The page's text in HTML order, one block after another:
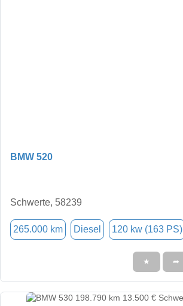
BMW 520
Schwerte, 58239
265.000 km Diesel 120 kw (163 PS)
★ ➦